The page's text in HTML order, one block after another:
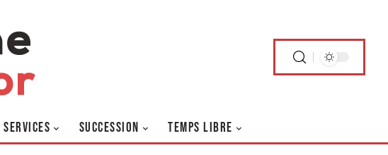
SERVICES SUCCESSION TEMPS LIBRE